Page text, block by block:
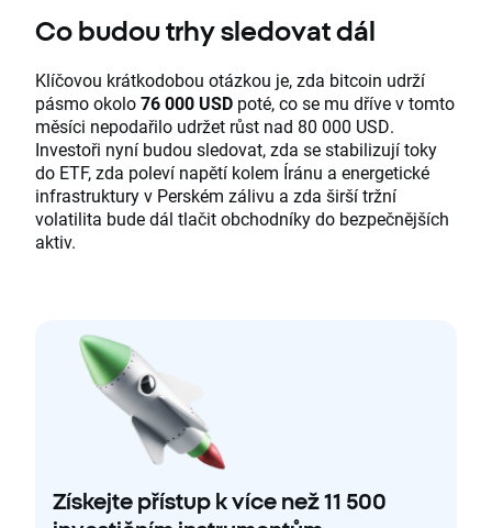
Co budou trhy sledovat dál
Klíčovou krátkodobou otázkou je, zda bitcoin udrží
pásmo okolo76 000 USD poté, co se mu dříve v tomto
měsíci nepodařilo udržet růst nad 80 000 USD.
Investoři nyní budou sledovat, zda se stabilizují toky
do ETF, zda poleví napětí kolem Íránu a energetické
infrastruktury v Perském zálivu a zda širší tržní
volatilita bude dál tlačit obchodníky do bezpečnějších
aktiv.
Získejte přístup k více než 11 500